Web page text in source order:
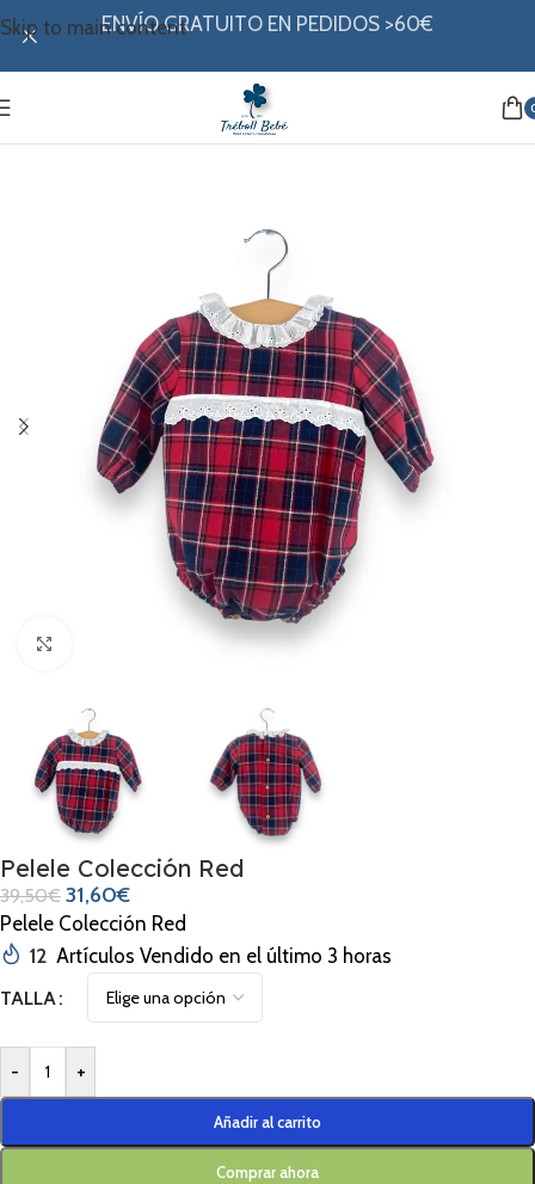
Skip to main contentENVÍO GRATUITO EN PEDIDOS >60€
Colección invierno
Pelele Colección Red
39,50€ 31,60€
Pelele Colección Red
12 Artículos Vendido en el último 3 horas
TALLA
- +
Añadir al carrito
Comprar ahora